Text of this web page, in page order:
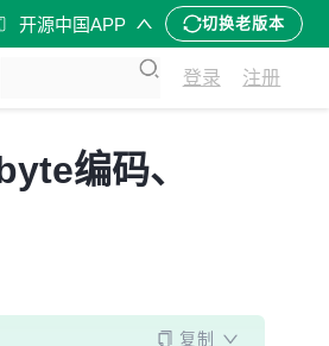
开源中国APP 切换老版本
登录 注册
编码、
复制